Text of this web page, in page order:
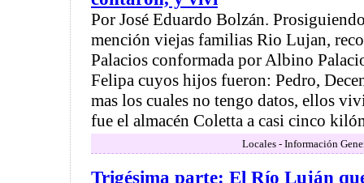
Por José Eduardo Bolzán.
mención viejas familias Rio Lujan,
Palacios conformada por Albino
Felipa cuyos hijos fueron: Pedro,
mas los cuales no tengo datos, ellos
fue el almacén Coletta a casi cinco
Locales - Información
Trigésima parte: El Río Luján